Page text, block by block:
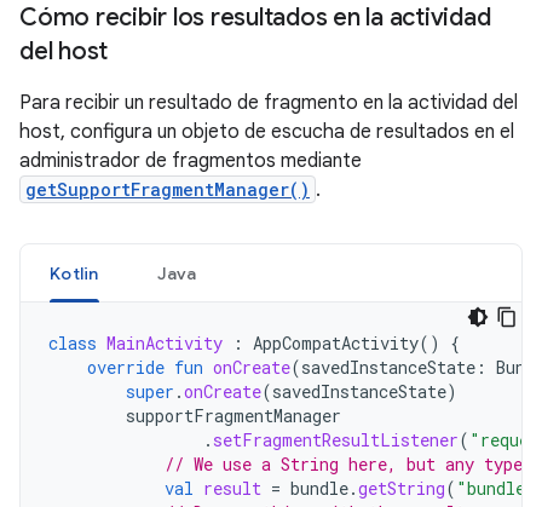
Cómo recibir los resultados en la actividad
del host
Para recibir un resultado de fragmento en la actividad del
host, configura un objeto de escucha de resultados en el
administrador de fragmentos mediante
getSupportFragmentManager() .
Kotlin Java
class MainActivity : AppCompatActivity()
{
override fun onCreate(savedInstanceState :
super .onCreate(savedInstanceState)
supportFragmentManager
. setFragmentResultListener(
// We use a String here, but any type
val result = bundle.getString(